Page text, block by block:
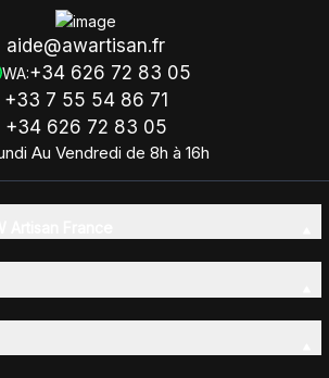
aide@awartisan.fr
WA:+34 626 72 83 05
+33 7 55 54 86 71
+34 626 72 83 05
Au Vendredi de 8h à 16h